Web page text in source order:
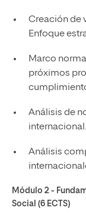
Creación de
Enfoque
Marco
próximos
Análisis de
internacional.
Análisis
Módulo 2 -
Social (6 ECTS)